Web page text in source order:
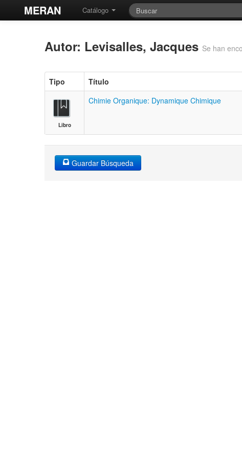
MERAN Catálogo
Autor: Levisalles, Jacques Se han
Tipo Título
Libro
Chimie Organique: Dynamique Chimique
Guardar Búsqueda